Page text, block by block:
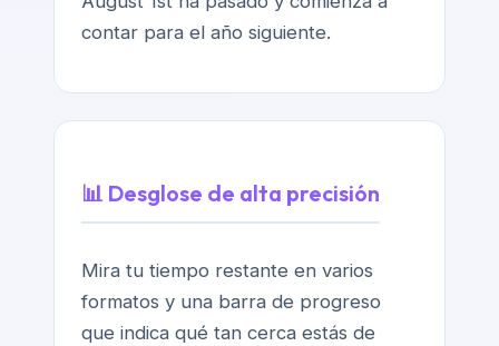
contar para el año siguiente.
📊 Desglose de alta precisión
Mira tu tiempo restante en varios
formatos y una barra de progreso
que indica qué tan cerca estás de